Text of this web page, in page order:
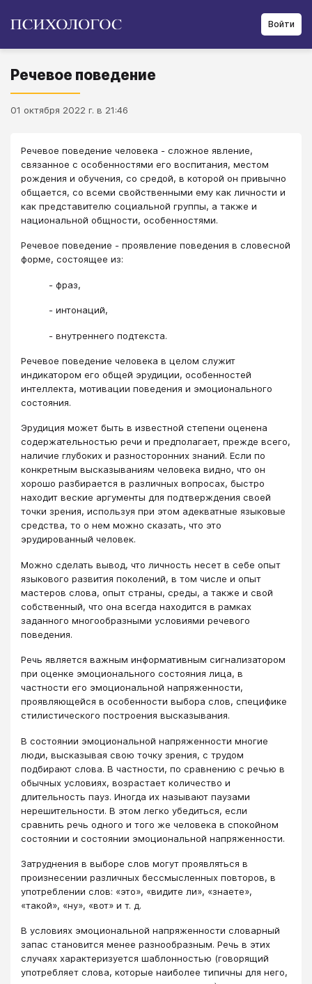
Войти
Речевое поведение
01 октября 2022 г. в 21:46
​​Речевое поведение человека - сложное явление,
связанное с особенностями его воспитания, местом
рождения и обучения, со средой, в которой он привычно
общается, со всеми свойственными ему как личности и
как представителю социальной группы, а также и
национальной общности, особенностями.
Речевое поведение - проявление поведения в словесной
форме, состоящее из:
- фраз,
- интонаций,
- внутреннего подтекста.
Речевое поведение человека в целом служит
индикатором его общей эрудиции, особенностей
интеллекта, мотивации поведения и эмоционального
состояния.
Эрудиция может быть в известной степени оценена
содержательностью речи и предполагает, прежде всего,
наличие глубоких и разносторонних знаний. Если по
конкретным высказываниям человека видно, что он
хорошо разбирается в различных вопросах, быстро
находит веские аргументы для подтверждения своей
точки зрения, используя при этом адекватные языковые
средства, то о нем можно сказать, что это
эрудированный человек.
Можно сделать вывод, что личность несет в себе опыт
языкового развития поколений, в том числе и опыт
мастеров слова, опыт страны, среды, а также и свой
собственный, что она всегда находится в рамках
заданного многообразными условиями речевого
поведения.
Речь является важным информативным сигнализатором
при оценке эмоционального состояния лица, в
частности его эмоциональной напряженности,
проявляющейся в особенности выбора слов, специфике
стилистического построения высказывания.
В состоянии эмоциональной напряженности многие
люди, высказывая свою точку зрения, с трудом
подбирают слова. В частности, по сравнению с речью в
обычных условиях, возрастает количество и
длительность пауз. Иногда их называют паузами
нерешительности. В этом легко убедиться, если
сравнить речь одного и того же человека в спокойном
состоянии и состоянии эмоциональной напряженности.
Затруднения в выборе слов могут проявляться в
произнесении различных бессмысленных повторов, в
употреблении слов: «это», «видите ли», «знаете»,
«такой», «ну», «вот» и т. д.
В условиях эмоциональной напряженности словарный
запас становится менее разнообразным. Речь в этих
случаях характеризуется шаблонностью (говорящий
употребляет слова, которые наиболее типичны для него,